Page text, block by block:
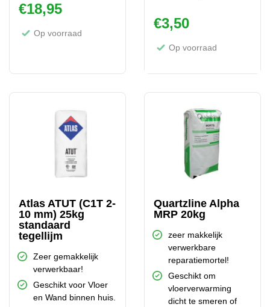
€18,95
Op voorraad
€3,50
Op voorraad
Atlas ATUT (C1T 2-
10 mm) 25kg
standaard
tegellijm
Zeer gemakkelijk
verwerkbaar!
Geschikt voor Vloer
en Wand binnen huis.
Quartzline Alpha
MRP 20kg
zeer makkelijk
verwerkbare
reparatiemortel!
Geschikt om
vloerverwarming
dicht te smeren of